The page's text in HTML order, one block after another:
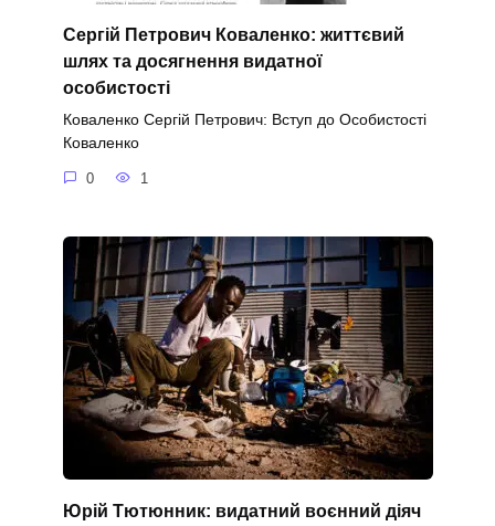
Сергій Петрович Коваленко: життєвий
шлях та досягнення видатної
особистості
Коваленко Сергій Петрович: Вступ до Особистості
Коваленко
0 1
Юрій Тютюнник: видатний воєнний діяч